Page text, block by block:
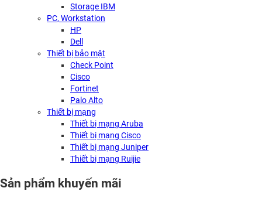
Storage IBM
PC, Workstation
HP
Dell
Thiết bị bảo mật
Check Point
Cisco
Fortinet
Palo Alto
Thiết bị mạng
Thiết bị mạng Aruba
Thiết bị mạng Cisco
Thiết bị mạng Juniper
Thiết bị mạng Ruijie
Sản phẩm khuyến mãi